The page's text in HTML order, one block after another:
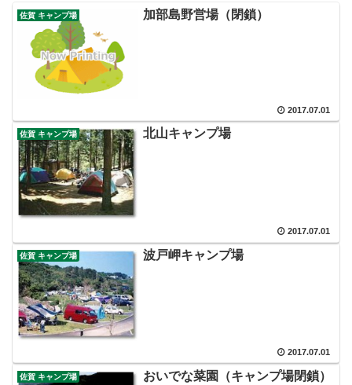
佐賀 キャンプ場 加部島野営場（閉鎖）
2017.07.01
佐賀 キャンプ場 北山キャンプ場
2017.07.01
佐賀 キャンプ場 波戸岬キャンプ場
2017.07.01
佐賀 キャンプ場 おいでな菜園（キャンプ場閉鎖）